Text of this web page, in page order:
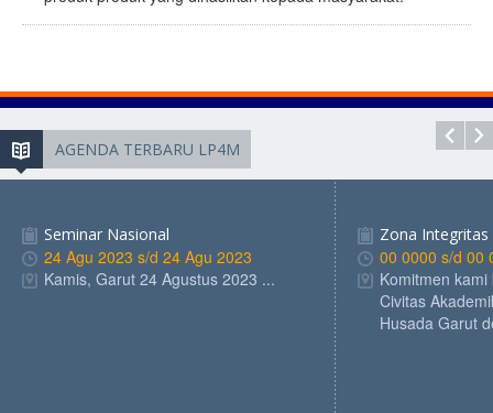
AGENDA TERBARU LP4M
Seminar Nasional
24 Agu 2023 s/d 24 Agu 2023
Kamis, Garut 24 Agustus 2023 ...
Zona Integritas
00 0000 s/d 00
Komitmen
Civitas
Husada Garut